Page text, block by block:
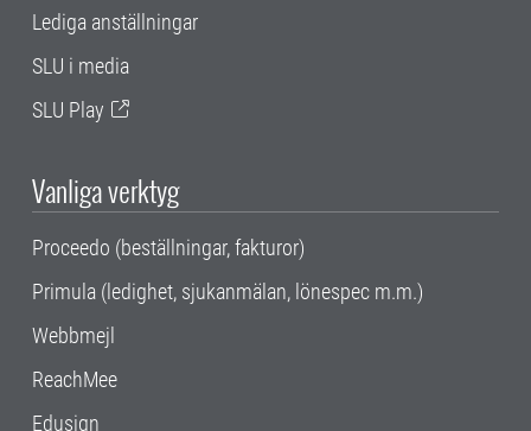
Lediga anställningar
SLU i media
SLU Play
Vanliga verktyg
Proceedo (beställningar, fakturor)
Primula (ledighet, sjukanmälan, lönespec m.m.)
Webbmejl
ReachMee
Edusign